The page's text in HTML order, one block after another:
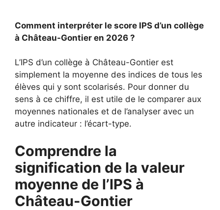
Comment interpréter le score IPS d’un collège
à Château-Gontier en 2026 ?
L’IPS d’un collège à Château-Gontier est
simplement la moyenne des indices de tous les
élèves qui y sont scolarisés. Pour donner du
sens à ce chiffre, il est utile de le comparer aux
moyennes nationales et de l’analyser avec un
autre indicateur : l’écart-type.
Comprendre la
signification de la valeur
moyenne de l’IPS à
Château-Gontier